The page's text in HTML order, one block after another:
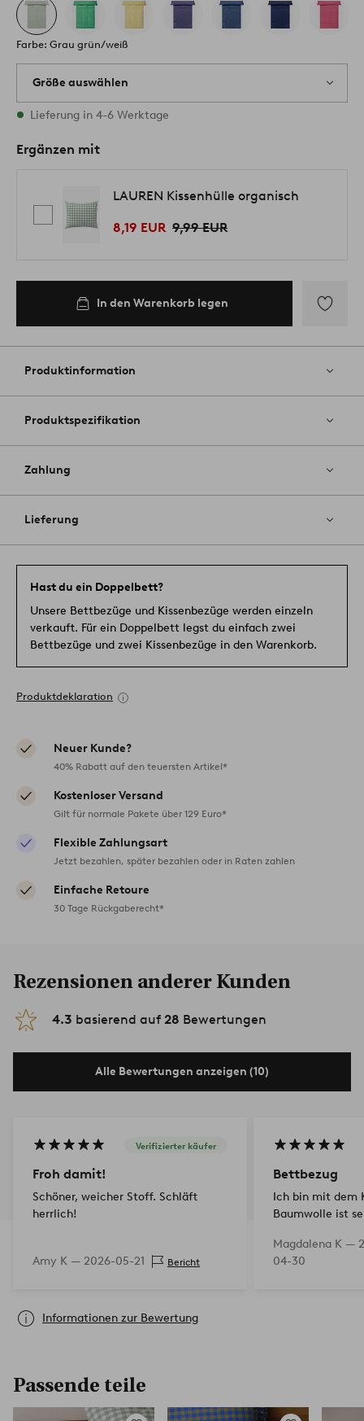
Farbe: Grau grün/weiß
Größe auswählen
1 Größen vorrätig
Lieferung in 4-6 Werktage
Ergänzen mit
LAUREN Kissenhülle organisch
8,19 EUR 9,99 EUR
In den Warenkorb legen
Favoriten
Produktinformation
Produktspezifikation
Zahlung
Lieferung
Hast du ein Doppelbett?
Unsere Bettbezüge und Kissenbezüge werden einzeln
verkauft. Für ein Doppelbett legst du einfach zwei
Bettbezüge und zwei Kissenbezüge in den Warenkorb.
Produktdeklaration
Neuer Kunde?
40% Rabatt auf den teuersten Artikel*
Kostenloser Versand
Gilt für normale Pakete über 129 Euro*
Flexible Zahlungsart
Jetzt bezahlen, später bezahlen oder in Raten zahlen
Einfache Retoure
30 Tage Rückgaberecht*
Rezensionen anderer Kunden
4.3 basierend auf 28 Bewertungen
Alle Bewertungen anzeigen (10)
Verifizierter käufer
Froh damit!
Schöner, weicher Stoff. Schläft
herrlich!
Amy K — 2026-05-21 Bericht
Bettbezug
Ich bin mit dem
Baumwolle ist
Produkt wurde
noch nicht
Magdalena K —
04-30
Informationen zur Bewertung
Passende teile